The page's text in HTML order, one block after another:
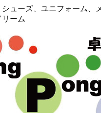
ューズ、ユニフォーム、
ーム